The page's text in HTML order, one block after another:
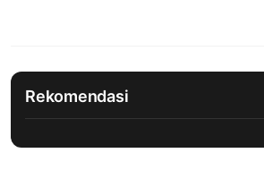
Rekomendasi